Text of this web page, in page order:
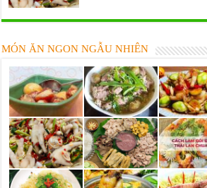
MÓN ĂN NGON NGẪU NHIÊN